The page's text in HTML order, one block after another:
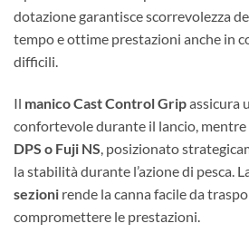
dotazione garantisce scorrevolezza
tempo e ottime prestazioni anche in
difficili.
Il manico Cast Control Gripassicura
confortevole durante il lancio, mentre
DPS o Fuji NS, posizionato
la stabilità durante l’azione di pesca.
sezioni rende la canna facile da
compromettere le prestazioni.